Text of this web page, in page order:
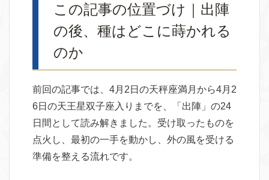
この記事の位置づけ｜出陣
の後、種はどこに蒔かれる
のか
前回の記事では、4月2日の天秤座満月から4月2
6日の天王星双子座入りまでを、「出陣」の24
日間として読み解きました。受け取ったものを
点火し、最初の一手を動かし、外の風を受ける
準備を整える流れです。